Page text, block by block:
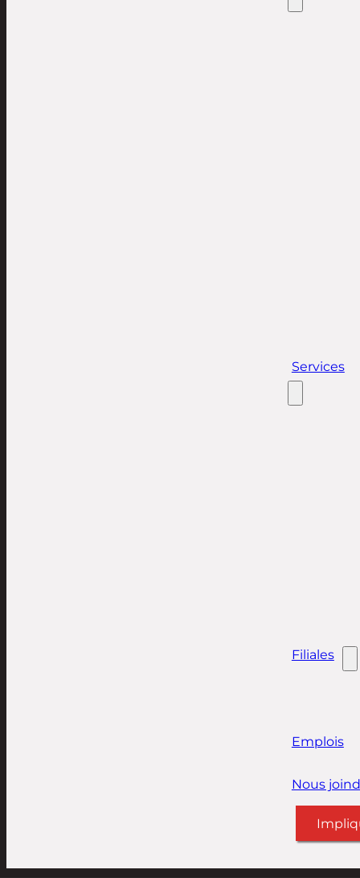
Services
Filiales
Emplois
Nous